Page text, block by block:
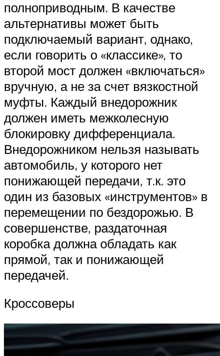
полноприводным. В качестве
альтернативы может быть
подключаемый вариант, однако,
если говорить о «классике», то
второй мост должен «включаться»
вручную, а не за счет вязкостной
муфты. Каждый внедорожник
должен иметь межколесную
блокировку дифференциала.
Внедорожником нельзя называть
автомобиль, у которого нет
понижающей передачи, т.к. это
один из базовых «инструментов» в
перемещении по бездорожью. В
совершенстве, раздаточная
коробка должна обладать как
прямой, так и понижающей
передачей.
Кроссоверы